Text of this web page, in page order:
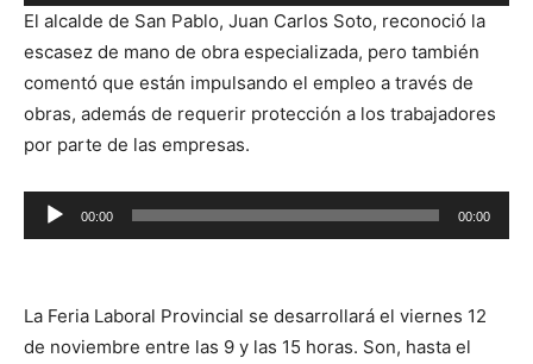
audio
El alcalde de San Pablo, Juan Carlos Soto, reconoció la
escasez de mano de obra especializada, pero también
comentó que están impulsando el empleo a través de
obras, además de requerir protección a los trabajadores
por parte de las empresas.
Reproductor
de
00:00 00:00
La Feria Laboral Provincial se desarrollará el viernes 12
de noviembre entre las 9 y las 15 horas. Son, hasta el